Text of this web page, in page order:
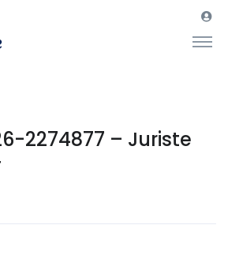
2274877 – Juriste